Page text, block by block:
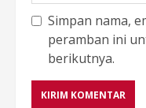
Simpan nama,
peramban ini
berikutnya.